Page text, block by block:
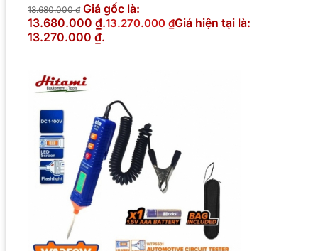
13.680.000₫ Giá gốc là:
13.680.000 ₫.13.270.000 ₫Giá hiện tại là:
13.270.000 ₫.